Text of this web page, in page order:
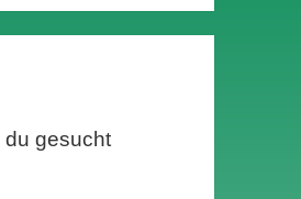
du gesucht